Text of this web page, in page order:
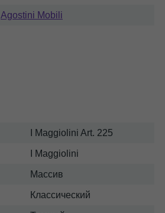
Agostini Mobili
I Maggiolini Art. 225
I Maggiolini
Массив
Классический